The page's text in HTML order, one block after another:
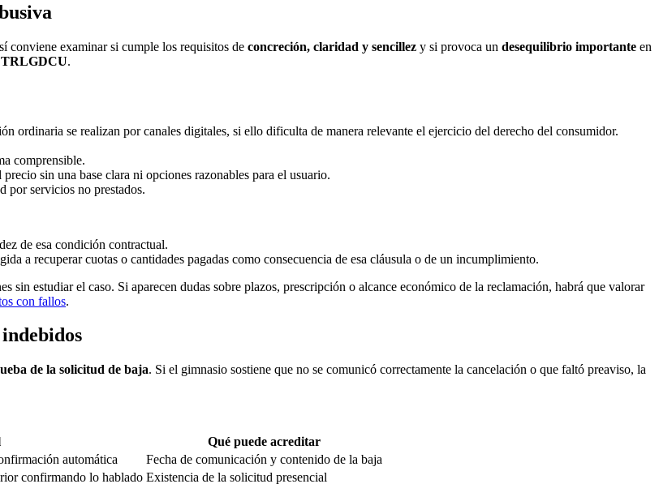
conviene examinar si cumple los requisitos de concreción, claridad y sencillez y si provoca un desequilibrio importante en
TRLGDCU.
ordinaria se realizan por canales digitales, si ello dificulta de manera relevante el ejercicio del derecho del consumidor.
comprensible.
sin una base clara ni opciones razonables para el usuario.
por servicios no prestados.
de esa condición contractual.
a recuperar cuotas o cantidades pagadas como consecuencia de esa cláusula o de un incumplimiento.
sin estudiar el caso. Si aparecen dudas sobre plazos, prescripción o alcance económico de la reclamación, habrá que valorar
con fallos.
de la solicitud de baja. Si el gimnasio sostiene que no se comunicó correctamente la cancelación o que faltó preaviso, la
Qué puede acreditar
automática
Fecha de comunicación y contenido de la baja
confirmando lo hablado Existencia de la solicitud presencial